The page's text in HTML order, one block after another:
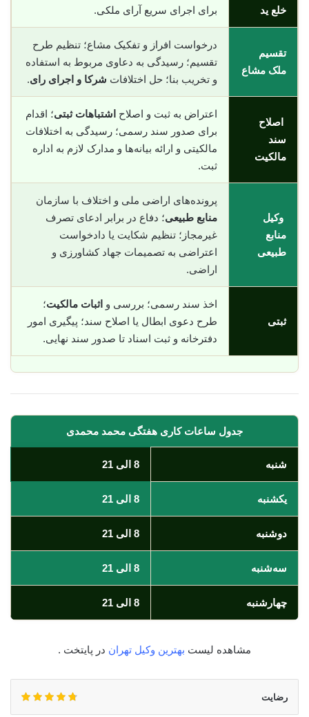
خلع ید
برای اجرای سریع آرای ملکی.
تقسیم
ملک مشاع
درخواست افراز و تفکیک مشاع؛ تنظیم طرح
تقسیم؛ رسیدگی به دعاوی مربوط به استفاده
و تخریب بنا؛ حل اختلافات شرکا و اجرای رای.
اصلاح
سند
مالکیت
اعتراض به ثبت و اصلاح اشتباهات ثبتی؛ اقدام
برای صدور سند رسمی؛ رسیدگی به اختلافات
مالکیتی و ارائه بیانه‌ها و مدارک لازم به اداره
ثبت.
وکیل
منابع
طبیعی
پرونده‌های اراضی ملی و اختلاف با سازمان
منابع طبیعی؛ دفاع در برابر ادعای تصرف
غیرمجاز؛ تنظیم شکایت یا دادخواست
اعتراضی به تصمیمات جهاد کشاورزی و
اراضی.
ثبتی
اخذ سند رسمی؛ بررسی و اثبات مالکیت؛
طرح دعوی ابطال یا اصلاح سند؛ پیگیری امور
دفترخانه و ثبت اسناد تا صدور سند نهایی.
جدول ساعات کاری هفتگی محمد محمدی
شنبه 8 الی 21
یکشنبه 8 الی 21
دوشنبه 8 الی 21
سه‌شنبه 8 الی 21
چهارشنبه 8 الی 21
مشاهده لیست بهترین وکیل تهران در پایتخت .
رضایت